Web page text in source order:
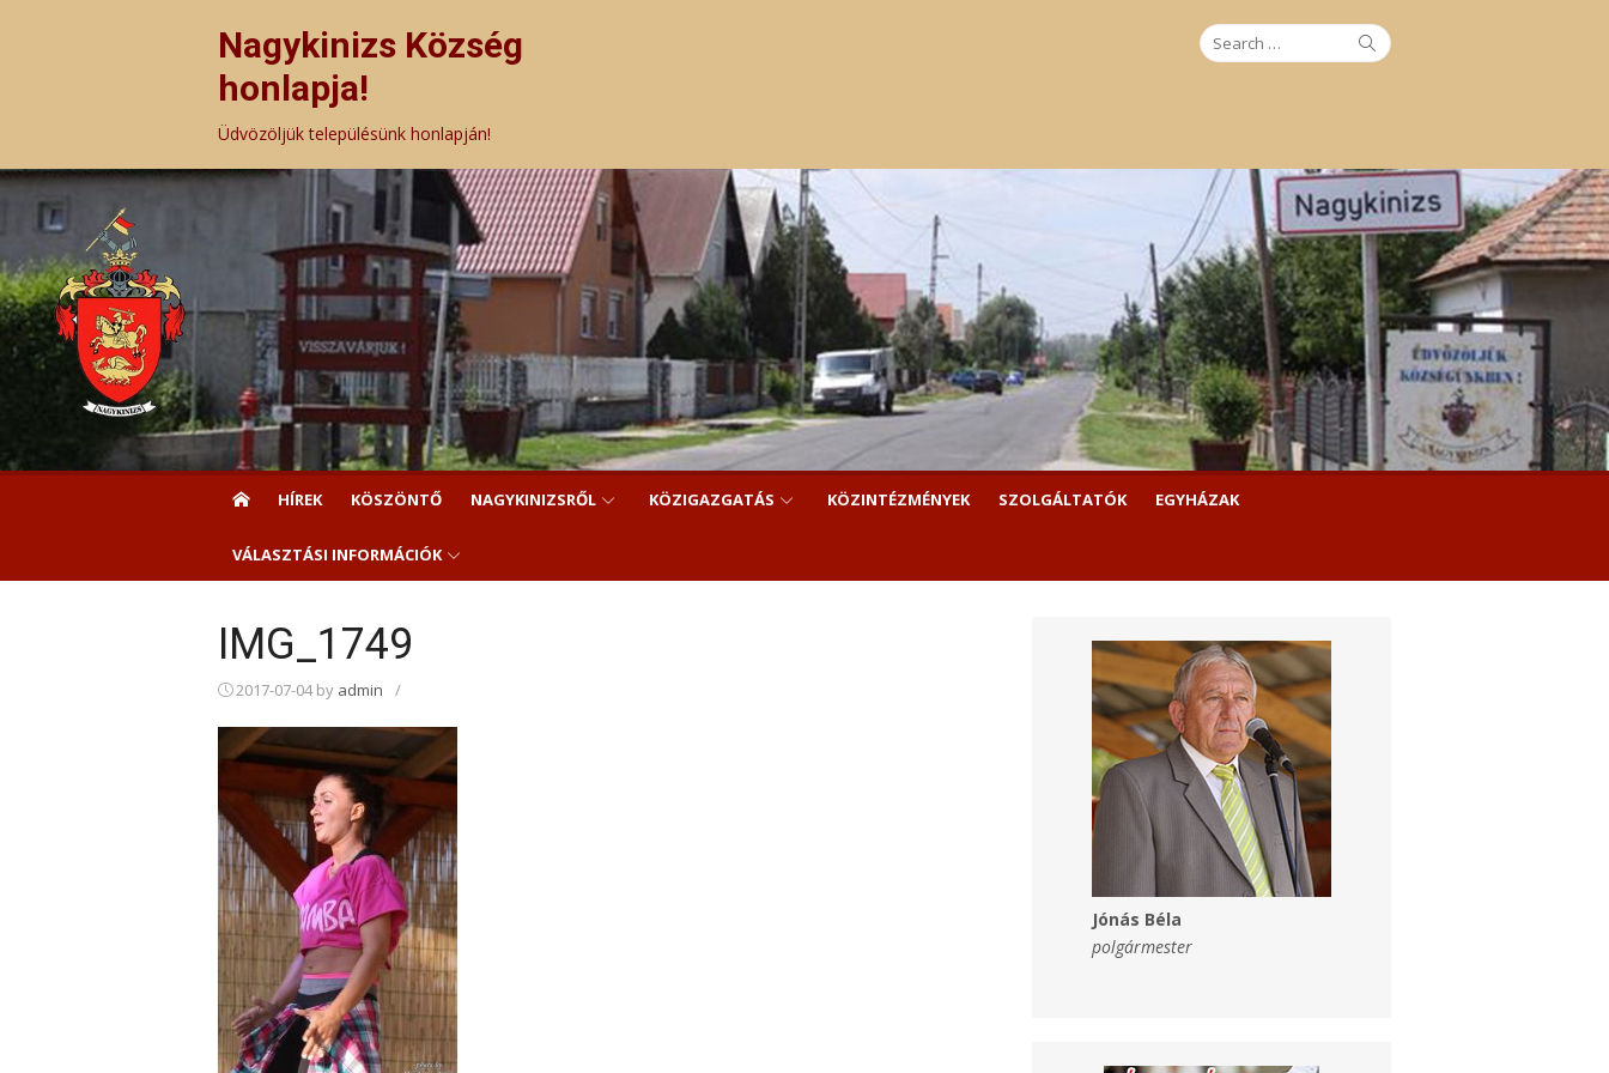
Nagykinizs Község
honlapja!
Üdvözöljük településünk honlapján!
Search
for: Search
HÍREK KÖSZÖNTŐ NAGYKINIZSRŐL KÖZIGAZGATÁS KÖZINTÉZMÉNYEK SZOLGÁLTATÓK EGYHÁZAK
VÁLASZTÁSI INFORMÁCIÓK
IMG_1749
2017-07-04by admin /
Jónás Béla
polgármester